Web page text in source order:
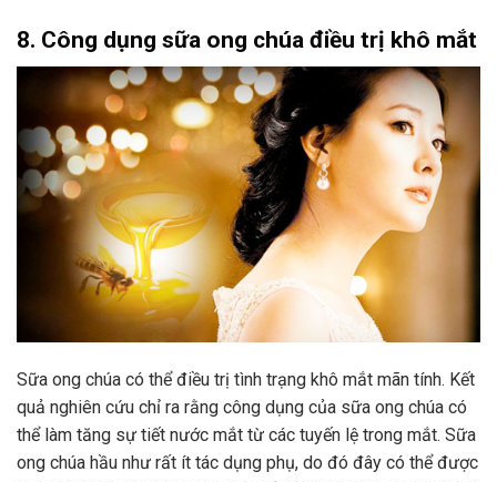
8. Công dụng sữa ong chúa điều trị khô mắt
Sữa ong chúa có thể điều trị tình trạng khô mắt mãn tính. Kết
quả nghiên cứu chỉ ra rằng công dụng của sữa ong chúa có
thể làm tăng sự tiết nước mắt từ các tuyến lệ trong mắt. Sữa
ong chúa hầu như rất ít tác dụng phụ, do đó đây có thể được